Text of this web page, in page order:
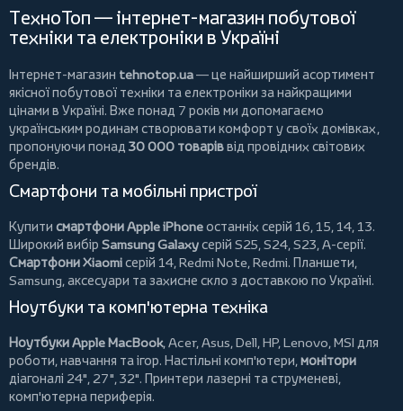
ТехноТоп — інтернет-магазин побутової
техніки та електроніки в Україні
Інтернет-магазин tehnotop.ua— це найширший асортимент
якісної побутової техніки та електроніки за найкращими
цінами в Україні. Вже понад 7 років ми допомагаємо
українським родинам створювати комфорт у своїх домівках,
пропонуючи понад 30 000 товаріввід провідних світових
брендів.
Смартфони та мобільні пристрої
Купити смартфони Apple iPhoneостанніх серій 16, 15, 14, 13.
Широкий вибір Samsung Galaxyсерій S25, S24, S23, A-серії.
Смартфони Xiaomiсерій 14, Redmi Note, Redmi. Планшети,
Samsung, аксесуари тазахисне скло з доставкою по Україні.
Ноутбуки та комп'ютерна техніка
Ноутбуки Apple MacBook,Acer,Asus,Dell,HP,Lenovo,MSI для
роботи, навчання та ігор. Настільні комп'ютери,монітори
діагоналі 24", 27", 32". Принтери лазерні та струменеві,
комп'ютерна периферія.